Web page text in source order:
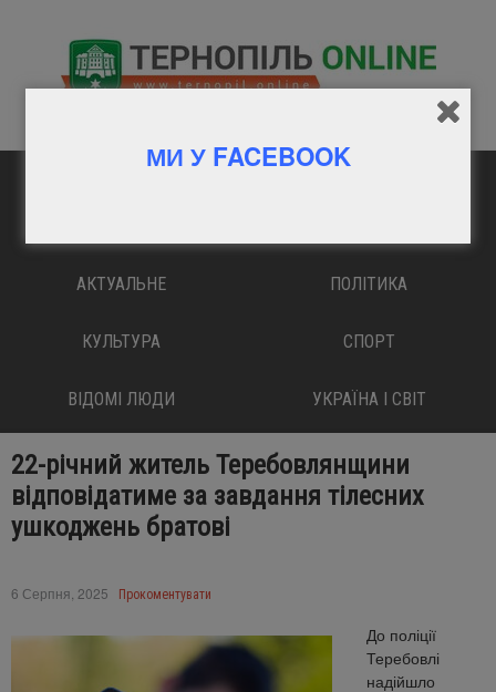
АКТУАЛЬНЕ ПОЛІТИКА
КУЛЬТУРА СПОРТ
ВІДОМІ ЛЮДИ УКРАЇНА І СВІТ
22-річний житель Теребовлянщини
відповідатиме за завдання тілесних
ушкоджень братові
6 Серпня, 2025 Прокоментувати
До поліції
Теребовлі
надійшло
МИ У FACEBOOK